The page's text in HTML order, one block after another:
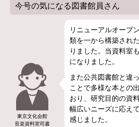
今号の気になる図書館員さん
東京文化会館
音楽資料室司書
リニューアルオープ
類を一から構築され
りました。当資料室
になりました。
また公共図書館と違
ことで多様な本との
おり、研究目的の資
幅広いニーズに応え
感じました。